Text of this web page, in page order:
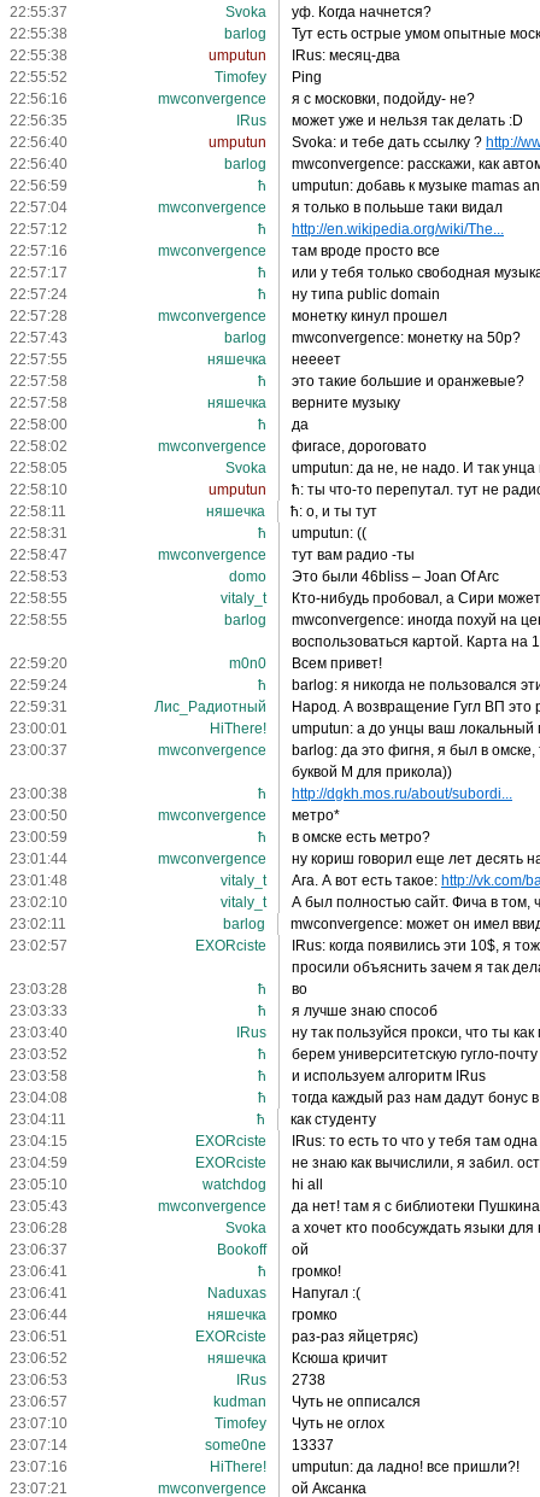
22:55:37
Svoka
уф. Когда начнется?
22:55:38
barlog
Тут есть острые умом опытные
22:55:38
umputun
IRus: месяц-два
22:55:52
Timofey
Ping
22:56:16
mwconvergence
я с московки, подойду- не?
22:56:35
IRus
может уже и нельзя так делать :D
22:56:40
umputun Svoka: и тебе дать ссылку ? http://
22:56:40
barlog
mwconvergence: расскажи, как
22:56:59
ħ
umputun: добавь к музыке mamas
22:57:04
mwconvergence
я только в полььше таки видал
22:57:12
ħ
http://en.wikipedia.org/wiki/The...
22:57:16
mwconvergence
там вроде просто все
22:57:17
ħ
или у тебя только свободная
22:57:24
ħ
ну типа public domain
22:57:28
mwconvergence
монетку кинул прошел
22:57:43
barlog
mwconvergence: монетку на 50р?
22:57:55
няшечка
неееет
22:57:58
ħ
это такие большие и оранжевые?
22:57:58
няшечка
верните музыку
22:58:00
ħ
да
22:58:02
mwconvergence
фигасе, дороговато
22:58:05
Svoka
umputun: да не, не надо. И так
22:58:10
umputun
ħ: ты что-то перепутал. тут не
22:58:11
няшечка
ħ: о, и ты тут
22:58:31
ħ
umputun: ((
22:58:47
mwconvergence
тут вам радио -ты
22:58:53
domo
Это были 46bliss – Joan Of Arc
22:58:55
vitaly_t
Кто-нибудь пробовал, а Сири
22:58:55
barlog
mwconvergence: иногда похуй на
воспользоваться картой. Карта на
22:59:20
m0n0
Всем привет!
22:59:24
ħ
barlog: я никогда не пользовался
22:59:31
Лис_Радиотный
Народ. А возвращение Гугл ВП
23:00:01
HiThere!
umputun: а до унцы ваш локальный
23:00:37
mwconvergence
barlog: да это фигня, я был в омске,
буквой М для прикола))
23:00:38
ħ
http://dgkh.mos.ru/about/subordi...
23:00:50
mwconvergence
метро*
23:00:59
ħ
в омске есть метро?
23:01:44
mwconvergence
ну кориш говорил еще лет десять
23:01:48
vitaly_t Ага. А вот есть такое: http://vk.com/
23:02:10
vitaly_t
А был полностью сайт. Фича в том,
23:02:11
barlog
mwconvergence: может он имел
23:02:57
EXORciste
IRus: когда появились эти 10$, я
просили объяснить зачем я так
23:03:28
ħ
во
23:03:33
ħ
я лучше знаю способ
23:03:40
IRus
ну так пользуйся прокси, что ты
23:03:52
ħ
берем университетскую гугло-почту
23:03:58
ħ
и используем алгоритм IRus
23:04:08
ħ
тогда каждый раз нам дадут бонус
23:04:11
ħ
как студенту
23:04:15
EXORciste
IRus: то есть то что у тебя там
23:04:59
EXORciste
не знаю как вычислили, я забил.
23:05:10
watchdog
hi all
23:05:43
mwconvergence
да нет! там я с библиотеки
23:06:28
Svoka
а хочет кто пообсуждать языки
23:06:37
Bookoff
ой
23:06:41
ħ
громко!
23:06:41
Naduxas
Напугал :(
23:06:44
няшечка
громко
23:06:51
EXORciste
раз-раз яйцетряс)
23:06:52
няшечка
Ксюша кричит
23:06:53
IRus
2738
23:06:57
kudman
Чуть не опписался
23:07:10
Timofey
Чуть не оглох
23:07:14
some0ne
13337
23:07:16
HiThere!
umputun: да ладно! все пришли?!
23:07:21
mwconvergence
ой Аксанка